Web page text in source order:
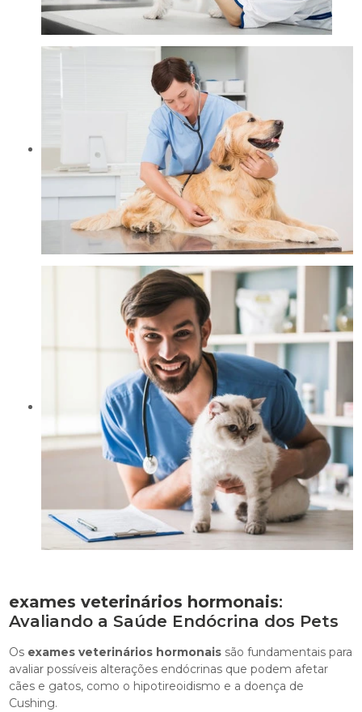
exames veterinários hormonais:
Avaliando a Saúde Endócrina dos Pets
Os exames veterinários hormonais são fundamentais para
avaliar possíveis alterações endócrinas que podem afetar
cães e gatos, como o hipotireoidismo e a doença de
Cushing.